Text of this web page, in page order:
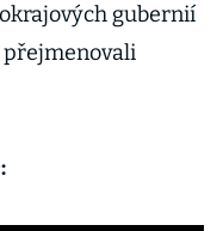
gubernií
přejmenovali